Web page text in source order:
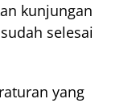
kunjungan
selesai
yang